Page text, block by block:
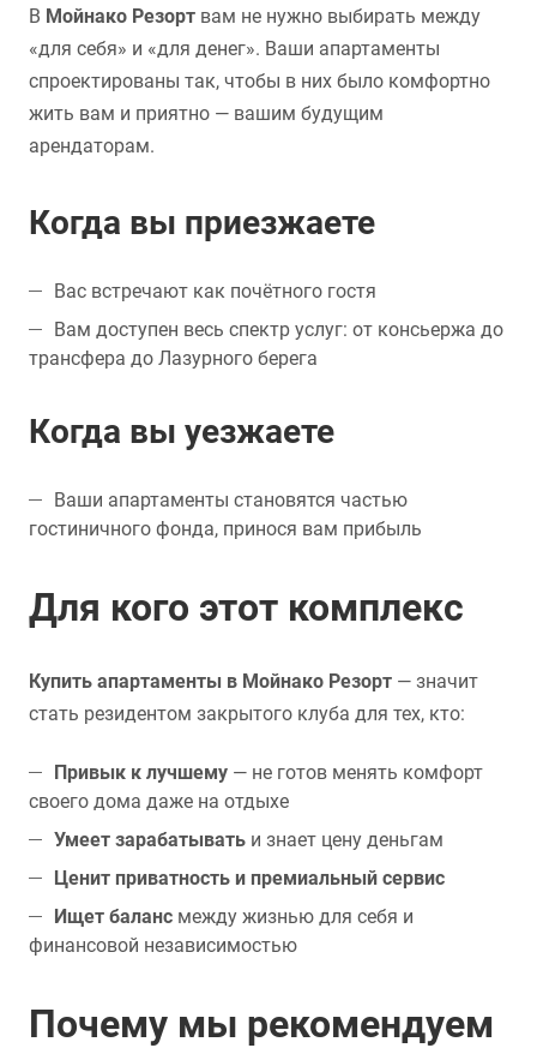
В Мойнако Резорт вам не нужно выбирать между
«для себя» и «для денег». Ваши апартаменты
спроектированы так, чтобы в них было комфортно
жить вам и приятно — вашим будущим
арендаторам.
Когда вы приезжаете
Вас встречают как почётного гостя
Вам доступен весь спектр услуг: от консьержа до
трансфера до Лазурного берега
Когда вы уезжаете
Ваши апартаменты становятся частью
гостиничного фонда, принося вам прибыль
Для кого этот комплекс
Купить апартаменты в Мойнако Резорт — значит
стать резидентом закрытого клуба для тех, кто:
Привык к лучшему — не готов менять комфорт
своего дома даже на отдыхе
Умеет зарабатывать и знает цену деньгам
Ценит приватность и премиальный сервис
Ищет баланс между жизнью для себя и
финансовой независимостью
Почему мы рекомендуем